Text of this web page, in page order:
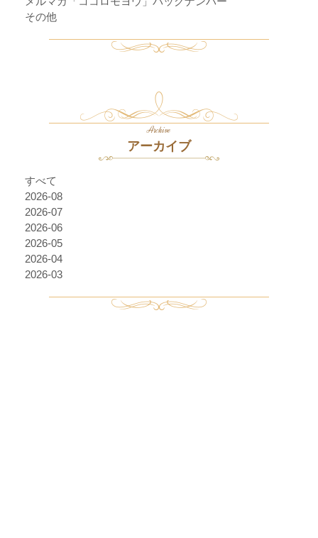
その他
Archive
アーカイブ
すべて
2026-08
2026-07
2026-06
2026-05
2026-04
2026-03